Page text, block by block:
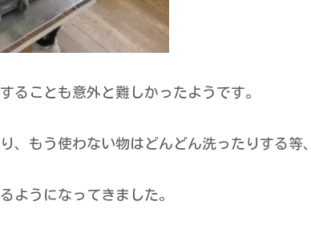
ることも意外と難しかったようです。
、もう使わない物はどんどん洗ったりする等、
ようになってきました。